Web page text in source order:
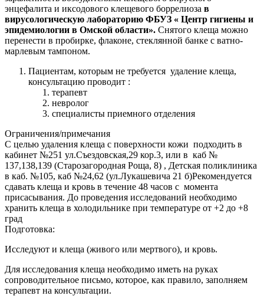
энцефалита и иксодового клещевого боррелиоза в
вирусологическую лабораторию ФБУЗ « Центр гигиены и
эпидемиологии в Омской области». Снятого клеща можно
перенести в пробирке, флаконе, стеклянной банке с ватно-
марлевым тампоном.
Пациентам, которым не требуется удаление клеща,
консультацию проводит :
терапевт
невролог
специалисты приемного отделения
Ограничения/примечания
С целью удаления клеща с поверхности кожи подходить в
кабинет №251 ул.Съездовская,29 кор.3, или в каб №
137,138,139 (Старозагородная Роща, 8) , Детская поликлиника
в каб. №105, каб №24,62 (ул.Лукашевича 21 б)Рекомендуется
сдавать клеща и кровь в течение 48 часов с момента
присасывания. До проведения исследований необходимо
хранить клеща в холодильнике при температуре от +2 до +8
град
Подготовка:
Исследуют и клеща (живого или мертвого), и кровь.
Для исследования клеща необходимо иметь на руках
сопроводительное письмо, которое, как правило, заполняем
терапевт на консультации.